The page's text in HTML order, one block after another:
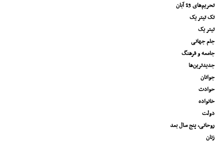
تحریم‌های 13 آبان
تک تیتر یک
تیتر یک
جام جهانی
جامعه و فرهنگ
جدیدترین‌ها
جوانان
حوادث
خانواده
دولت
روحانی، پنج سال بعد
زنان